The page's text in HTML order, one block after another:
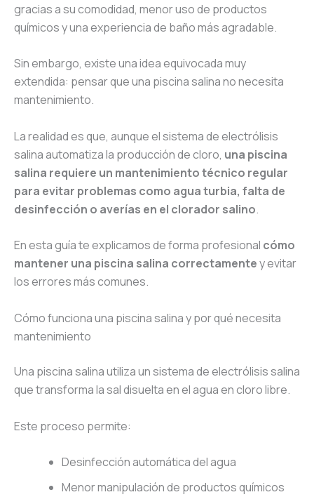
gracias a su comodidad, menor uso de productos
químicos y una experiencia de baño más agradable.
Sin embargo, existe una idea equivocada muy
extendida: pensar que una piscina salina no necesita
mantenimiento.
La realidad es que, aunque el sistema de electrólisis
salina automatiza la producción de cloro, una piscina
salina requiere un mantenimiento técnico regular
para evitar problemas como agua turbia, falta de
desinfección o averías en el clorador salino.
En esta guía te explicamos de forma profesional cómo
mantener una piscina salina correctamentey evitar
los errores más comunes.
Cómo funciona una piscina salina y por qué necesita
mantenimiento
Una piscina salina utiliza un sistema de electrólisis salina
que transforma la sal disuelta en el agua en cloro libre.
Este proceso permite:
Desinfección automática del agua
Menor manipulación de productos químicos